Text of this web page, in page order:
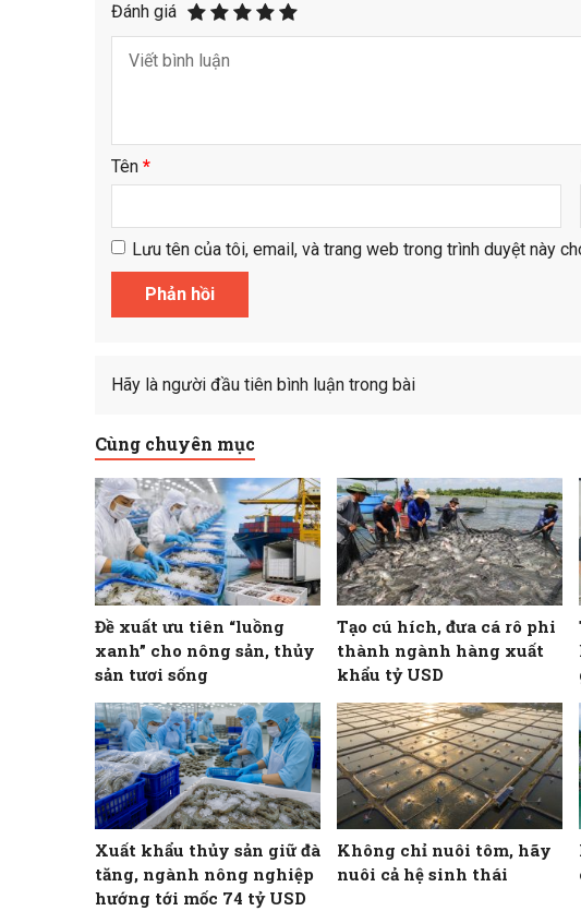
Đánh giá
Tên *
Lưu tên của tôi, email, và trang web trong trình duyệt này
Hãy là người đầu tiên bình luận trong bài
Cùng chuyên mục
Đề xuất ưu tiên “luồng
xanh” cho nông sản, thủy
sản tươi sống
Tạo cú hích, đưa cá rô phi
thành ngành hàng xuất
khẩu tỷ USD
Xuất khẩu thủy sản giữ đà
tăng, ngành nông nghiệp
hướng tới mốc 74 tỷ USD
Không chỉ nuôi tôm, hãy
nuôi cả hệ sinh thái